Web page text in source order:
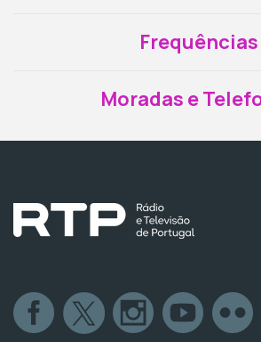
Frequências
Moradas e